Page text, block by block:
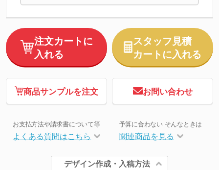
注文カートに
入れる
スタッフ見積
カートに入れる
商品サンプルを注文 お問い合わせ
お支払方法や請求書について等
よくある質問はこちら
予算に合わない そんなときは
関連商品を見る
デザイン作成・入稿方法